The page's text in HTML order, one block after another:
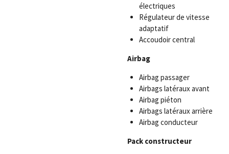
électriques
Régulateur de vitesse
adaptatif
Accoudoir central
Airbag
Airbag passager
Airbags latéraux avant
Airbag piéton
Airbags latéraux arrière
Airbag conducteur
Pack constructeur